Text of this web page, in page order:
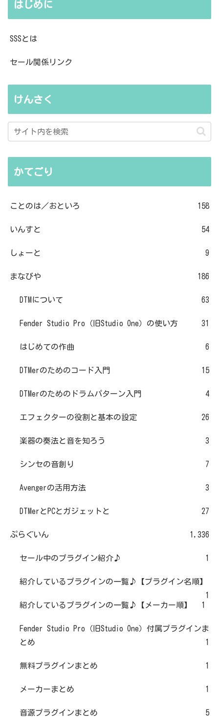
はじめに
SSSとは
セール関係リンク
けんさく
かてごり
ことのは／おといろ 158
いんすと 54
しょーと 9
まなびや 186
DTMについて 63
Fender Studio Pro（旧Studio One）の使い方 31
はじめての作曲 6
DTMerのためのコード入門 15
DTMerのためのドラムパターン入門 4
エフェクターの役割と基本の設定 26
楽器の奏法と音を知ろう 3
シンセの音創り 7
Avengerの活用方法 3
DTMerとPCとガジェットと 27
ぷらぐいん 1,336
セール中のプラグイン紹介♪ 1
紹介しているプラグインの一覧♪【プラグイン名順】
1
紹介しているプラグインの一覧♪【メーカー順】
1
Fender Studio Pro（旧Studio One）付属プラグインま
とめ
1
無料プラグインまとめ 1
メーカーまとめ 1
音源プラグインまとめ 5